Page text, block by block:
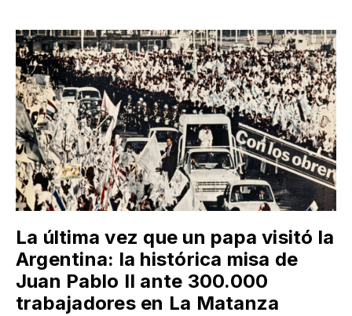
La última vez que un papa visitó la
Argentina: la histórica misa de
Juan Pablo II ante 300.000
trabajadores en La Matanza